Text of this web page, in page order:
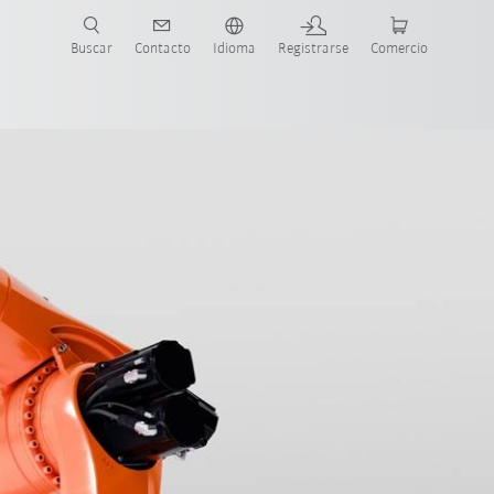
Buscar Contacto Idioma Registrarse Comercio